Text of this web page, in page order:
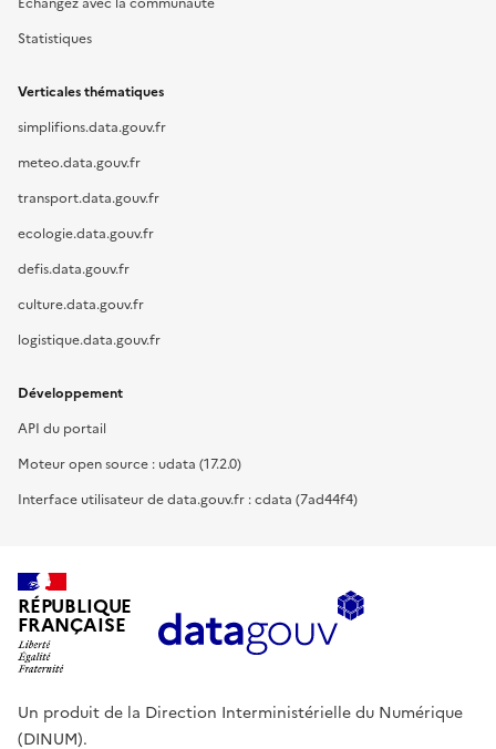
Statistiques
Verticales thématiques
simplifions.data.gouv.fr
meteo.data.gouv.fr
transport.data.gouv.fr
ecologie.data.gouv.fr
defis.data.gouv.fr
culture.data.gouv.fr
logistique.data.gouv.fr
Développement
API du portail
Moteur open source : udata (17.2.0)
Interface utilisateur de data.gouv.fr : cdata (7ad44f4)
RÉPUBLIQUE
FRANÇAISE
Un produit de la Direction Interministérielle du Numérique
(DINUM).